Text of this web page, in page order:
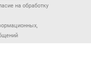
на обработку